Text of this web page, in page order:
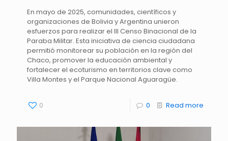
En mayo de 2025, comunidades, científicos y
organizaciones de Bolivia y Argentina unieron
esfuerzos para realizar el III Censo Binacional de la
Paraba Militar. Esta iniciativa de ciencia ciudadana
permitió monitorear su población en la región del
Chaco, promover la educación ambiental y
fortalecer el ecoturismo en territorios clave como
Villa Montes y el Parque Nacional Aguaragüe.
0 0 Read more